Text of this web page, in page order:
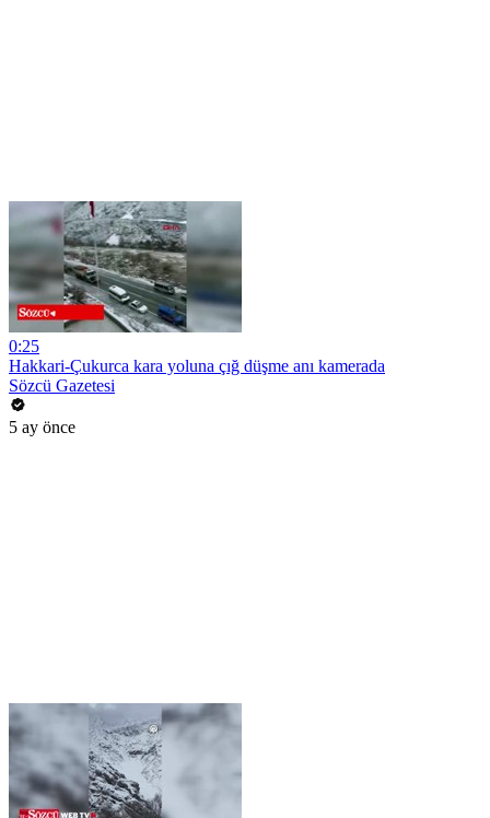
0:25
Hakkari-Çukurca kara yoluna çığ düşme anı kamerada
Sözcü Gazetesi
5 ay önce